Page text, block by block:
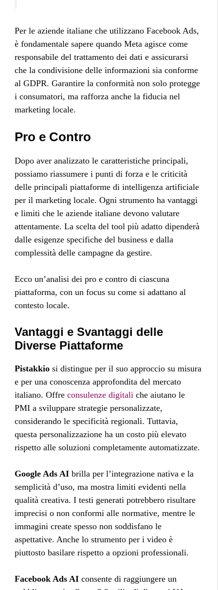
Per le aziende italiane che utilizzano Facebook Ads,
è fondamentale sapere quando Meta agisce come
responsabile del trattamento dei dati e assicurarsi
che la condivisione delle informazioni sia conforme
al GDPR. Garantire la conformità non solo protegge
i consumatori, ma rafforza anche la fiducia nel
marketing locale.
Pro e Contro
Dopo aver analizzato le caratteristiche principali,
possiamo riassumere i punti di forza e le criticità
delle principali piattaforme di intelligenza artificiale
per il marketing locale. Ogni strumento ha vantaggi
e limiti che le aziende italiane devono valutare
attentamente. La scelta del tool più adatto dipenderà
dalle esigenze specifiche del business e dalla
complessità delle campagne da gestire.
Ecco un’analisi dei pro e contro di ciascuna
piattaforma, con un focus su come si adattano al
contesto locale.
Vantaggi e Svantaggi delle
Diverse Piattaforme
Pistakkio si distingue per il suo approccio su misura
e per una conoscenza approfondita del mercato
italiano. Offre consulenze digitali che aiutano le
PMI a sviluppare strategie personalizzate,
considerando le specificità regionali. Tuttavia,
questa personalizzazione ha un costo più elevato
rispetto alle soluzioni completamente automatizzate.
Google Ads AI brilla per l’integrazione nativa e la
semplicità d’uso, ma mostra limiti evidenti nella
qualità creativa. I testi generati potrebbero risultare
imprecisi o non conformi alle normative, mentre le
immagini create spesso non soddisfano le
aspettative. Anche lo strumento per i video è
piuttosto basilare rispetto a opzioni professionali.
Facebook Ads AI consente di raggiungere un